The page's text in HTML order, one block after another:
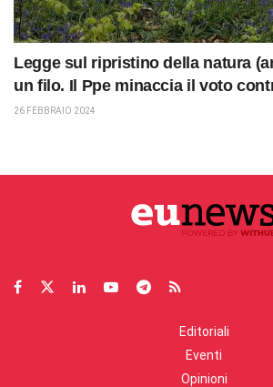
Legge sul ripristino della natura
un filo. Il Ppe minaccia il voto
26 FEBBRAIO 2024
Editoriali
Eventi
Opinioni